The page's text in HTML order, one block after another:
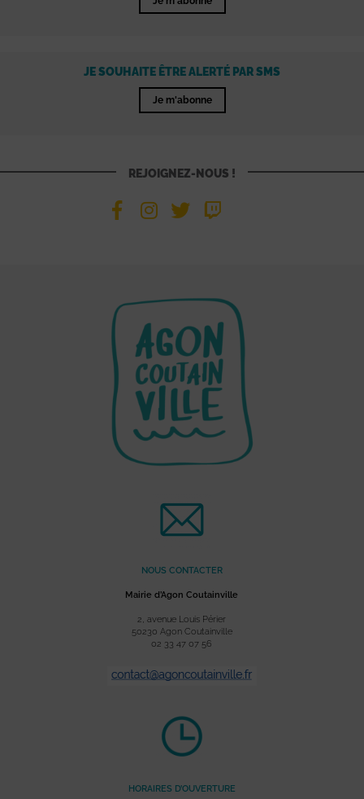
JE SOUHAITE ÊTRE ALERTÉ PAR SMS
Je m'abonne
REJOIGNEZ-NOUS !
NOUS CONTACTER
Mairie d’Agon Coutainville
2, avenue Louis Périer
50230 Agon Coutainville
02 33 47 07 56
HORAIRES D’OUVERTURE